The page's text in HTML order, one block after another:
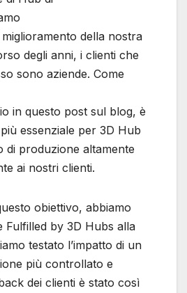
della nostra
degli anni, i clienti che
sono aziende. Come
in questo post sul blog, è
essenziale per 3D Hub
di produzione altamente
ai nostri clienti.
obiettivo, abbiamo
Fulfilled by 3D Hubs alla
testato l’impatto di un
più controllato e
dei clienti è stato così